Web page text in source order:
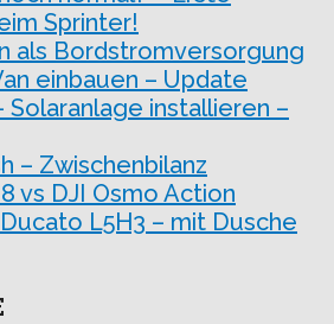
Sprinter!
als Bordstromversorgung
einbauen – Update
Solaranlage installieren –
– Zwischenbilanz
vs DJI Osmo Action
L5H3 – mit Dusche